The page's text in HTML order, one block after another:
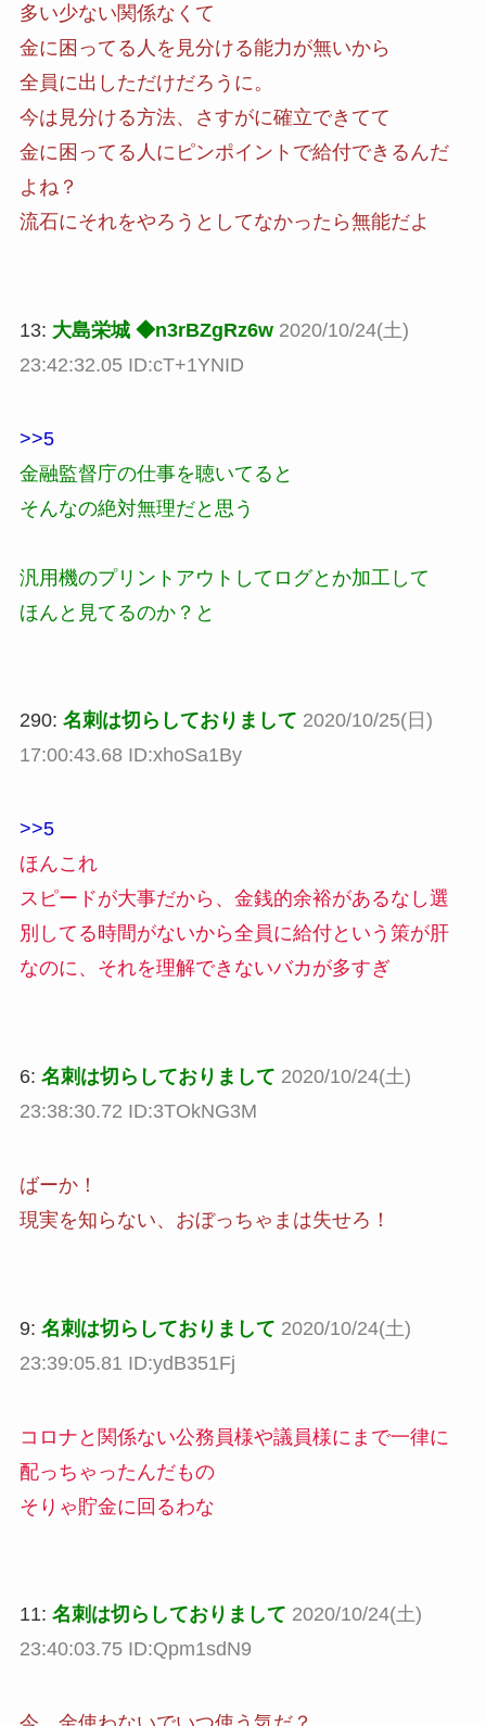
多い少ない関係なくて
金に困ってる人を見分ける能力が無いから
全員に出しただけだろうに。
今は見分ける方法、さすがに確立できてて
金に困ってる人にピンポイントで給付できるんだ
よね？
流石にそれをやろうとしてなかったら無能だよ
13: 大島栄城 ◆n3rBZgRz6w 2020/10/24(土)
23:42:32.05 ID:cT+1YNID
>>5
金融監督庁の仕事を聴いてると
そんなの絶対無理だと思う
汎用機のプリントアウトしてログとか加工して
ほんと見てるのか？と
290: 名刺は切らしておりまして 2020/10/25(日)
17:00:43.68 ID:xhoSa1By
>>5
ほんこれ
スピードが大事だから、金銭的余裕があるなし選
別してる時間がないから全員に給付という策が肝
なのに、それを理解できないバカが多すぎ
6: 名刺は切らしておりまして 2020/10/24(土)
23:38:30.72 ID:3TOkNG3M
ばーか！
現実を知らない、おぼっちゃまは失せろ！
9: 名刺は切らしておりまして 2020/10/24(土)
23:39:05.81 ID:ydB351Fj
コロナと関係ない公務員様や議員様にまで一律に
配っちゃったんだもの
そりゃ貯金に回るわな
11: 名刺は切らしておりまして 2020/10/24(土)
23:40:03.75 ID:Qpm1sdN9